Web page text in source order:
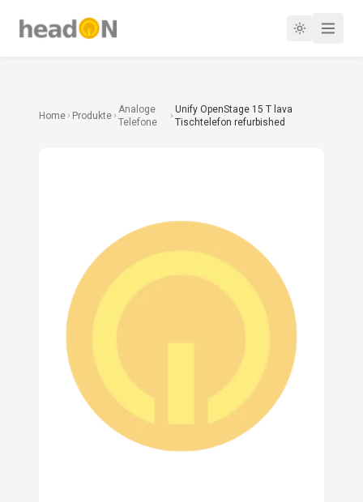
Home Produkte
Analoge
Telefone
Unify OpenStage 15 T lava
Tischtelefon refurbished